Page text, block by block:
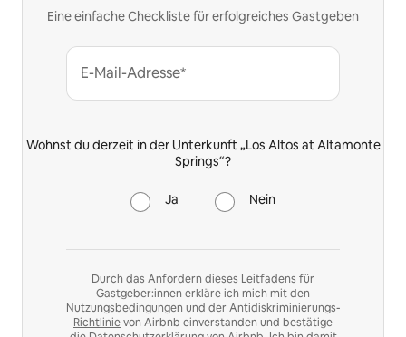
Eine einfache Checkliste für erfolgreiches Gastgeben
E-Mail-Adresse*
Wohnst du derzeit in der Unterkunft „Los Altos at Altamonte
Springs“?
Ja Nein
Durch das Anfordern dieses Leitfadens für
Gastgeber:innen erkläre ich mich mit den
Nutzungsbedingungen und der Antidiskriminierungs-
Richtlinievon Airbnb einverstanden und bestätige